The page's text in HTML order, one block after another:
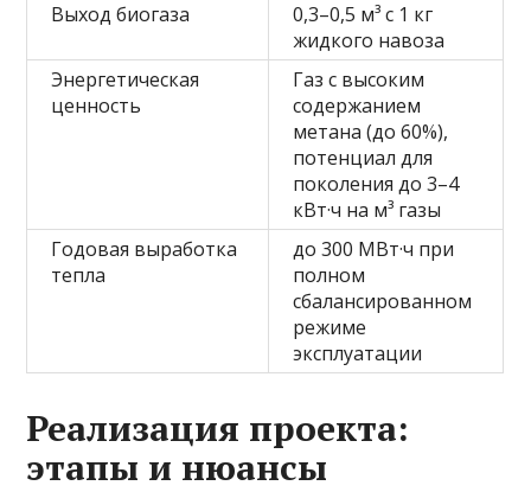
Выход биогаза
0,3–0,5 м³ с 1 кг
жидкого навоза
Энергетическая
ценность
Газ с высоким
содержанием
метана (до 60%),
потенциал для
поколения до 3–4
кВт·ч на м³ газы
Годовая выработка
тепла
до 300 МВт·ч при
полном
сбалансированном
режиме
эксплуатации
Реализация проекта:
этапы и нюансы